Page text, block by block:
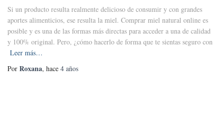
Si un producto resulta realmente delicioso de consumir y con grandes
aportes alimenticios, ese resulta la miel. Comprar miel natural online es
posible y es una de las formas más directas para acceder a una de calidad
y 100% original. Pero, ¿cómo hacerlo de forma que te sientas seguro con
Leer más…
Por Roxana, hace 4 años